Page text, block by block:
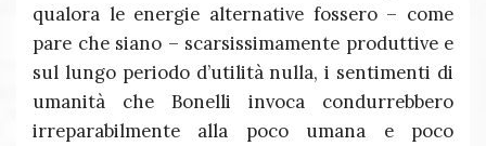
qualora le energie alternative fossero – come
pare che siano – scarsissimamente produttive e
sul lungo periodo d’utilità nulla, i sentimenti di
umanità che Bonelli invoca condurrebbero
irreparabilmente alla poco umana e poco